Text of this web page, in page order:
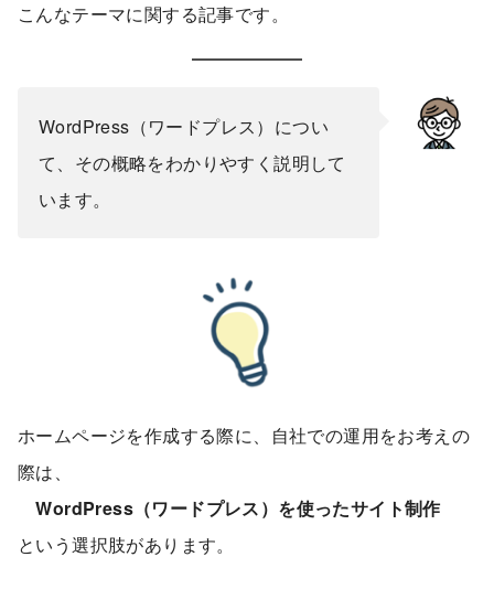
こんなテーマに関する記事です。
WordPress（ワードプレス）につい
て、その概略をわかりやすく説明して
います。
ホームページを作成する際に、自社での運用をお考えの
際は、
WordPress（ワードプレス）を使ったサイト制作
という選択肢があります。